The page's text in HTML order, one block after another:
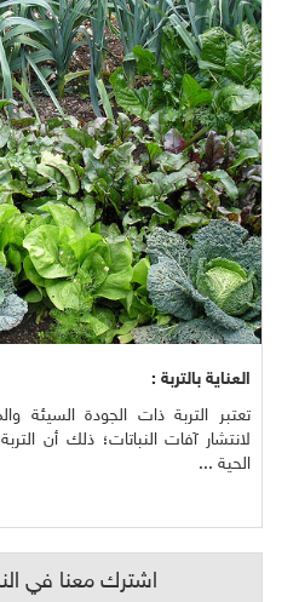
العناية بالتربة :
تعتبر التربة ذات الجودة السيئة
لانتشار آفات النباتات؛ ذلك أن
الحية ...
اشترك معنا في